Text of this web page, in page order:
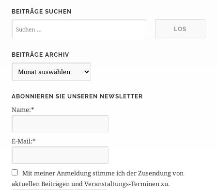
BEITRÄGE SUCHEN
BEITRÄGE ARCHIV
e
t
r
g
e
r
c
h
ABONNIEREN SIE UNSEREN NEWSLETTER
Name:*
E-Mail:*
Mit meiner Anmeldung stimme ich der Zusendung von
aktuellen Beiträgen und Veranstaltungs-Terminen zu.